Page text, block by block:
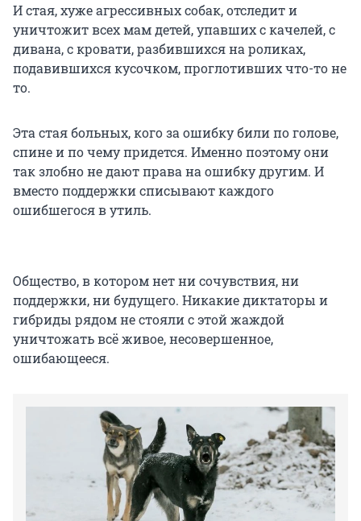
И стая, хуже агрессивных собак, отследит и
уничтожит всех мам детей, упавших с качелей, с
дивана, с кровати, разбившихся на роликах,
подавившихся кусочком, проглотивших что-то не
то.
Эта стая больных, кого за ошибку били по голове,
спине и по чему придется. Именно поэтому они
так злобно не дают права на ошибку другим. И
вместо поддержки списывают каждого
ошибшегося в утиль.
Общество, в котором нет ни сочувствия, ни
поддержки, ни будущего. Никакие диктаторы и
гибриды рядом не стояли с этой жаждой
уничтожать всё живое, несовершенное,
ошибающееся.